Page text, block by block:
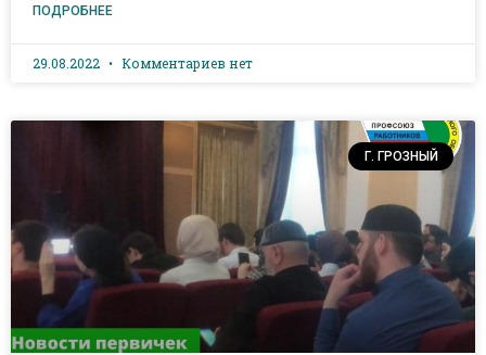
ПОДРОБНЕЕ
29.08.2022 Комментариев нет
Г. ГРОЗНЫЙ